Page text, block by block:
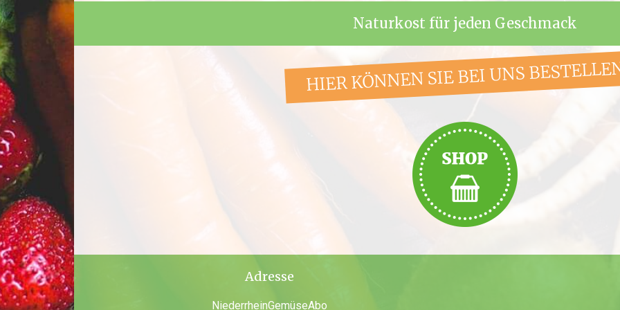
Naturkost für jeden Geschmack
HIER KÖNNEN SIE BEI UNS
Adresse
NiederrheinGemüseAbo